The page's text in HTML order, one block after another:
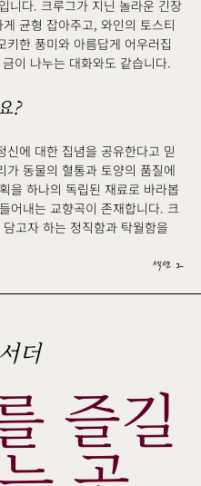
균형 잡아주고, 와인의 토스티
한 풍미와 아름답게 어우러집
이 나누는 대화와도 같습니다.
?
에 대한 집념을 공유한다고 믿
동물의 혈통과 토양의 품질에
을 하나의 독립된 재료로 바라봅
어내는 교향곡이 존재합니다. 크
고자 하는 정직함과 탁월함을
섹션 2
더 즐길